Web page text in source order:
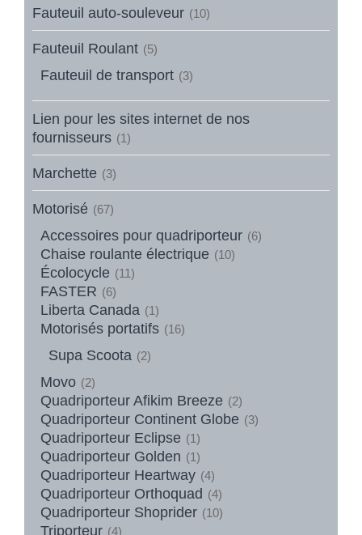
Fauteuil auto-souleveur (10)
Fauteuil Roulant (5)
Fauteuil de transport (3)
Lien pour les sites internet de nos
fournisseurs (1)
Marchette (3)
Motorisé (67)
Accessoires pour quadriporteur (6)
Chaise roulante électrique (10)
Écolocycle (11)
FASTER (6)
Liberta Canada (1)
Motorisés portatifs (16)
Supa Scoota (2)
Movo (2)
Quadriporteur Afikim Breeze (2)
Quadriporteur Continent Globe (3)
Quadriporteur Eclipse (1)
Quadriporteur Golden (1)
Quadriporteur Heartway (4)
Quadriporteur Orthoquad (4)
Quadriporteur Shoprider (10)
Triporteur (4)